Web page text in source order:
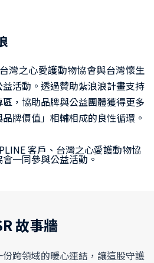
灣之心愛護動物協會與台灣懷生
活動。透過贊助紮浪浪計畫支持
，協助品牌與公益團體獲得更多
牌價值」相輔相成的良性循環。
故事牆
跨領域的暖心連結，讓這股守護